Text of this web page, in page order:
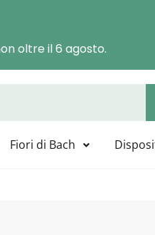
oltre il 6 agosto.
BIOLINE, NOVACELL
Fiori di Bach